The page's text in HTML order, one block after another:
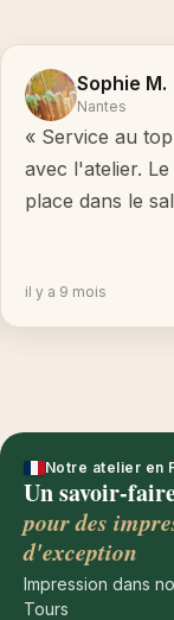
Sophie M.
Nantes
« Service au
avec l'atelier.
place dans le
il y a 9 mois
Notre atelier en
Un savoir-
pour des
d'exception
Impression dans
Tours